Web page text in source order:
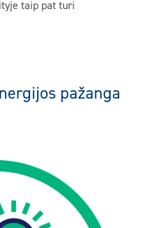
taip pat turi
pažanga